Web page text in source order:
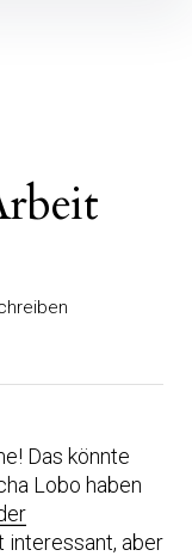
Das könnte
Lobo haben
interessant, aber